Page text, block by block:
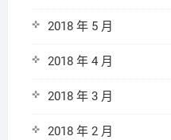
2018 年 5 月
2018 年 4 月
2018 年 3 月
2018 年 2 月